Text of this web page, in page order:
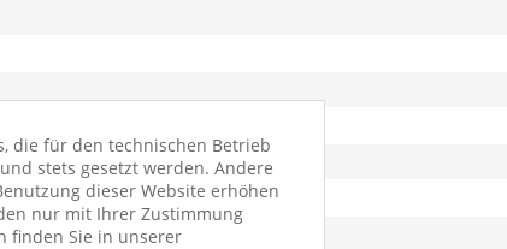
die für den technischen Betrieb
stets gesetzt werden. Andere
dieser Website erhöhen
nur mit Ihrer Zustimmung
finden Sie in unserer